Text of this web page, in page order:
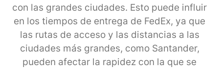
con las grandes ciudades. Esto puede influir
en los tiempos de entrega de FedEx, ya que
las rutas de acceso y las distancias a las
ciudades más grandes, como Santander,
pueden afectar la rapidez con la que se